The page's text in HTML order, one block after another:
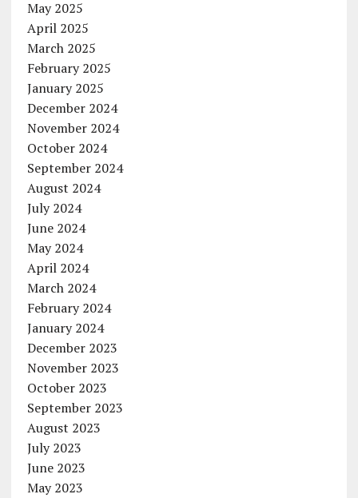
May 2025
April 2025
March 2025
February 2025
January 2025
December 2024
November 2024
October 2024
September 2024
August 2024
July 2024
June 2024
May 2024
April 2024
March 2024
February 2024
January 2024
December 2023
November 2023
October 2023
September 2023
August 2023
July 2023
June 2023
May 2023